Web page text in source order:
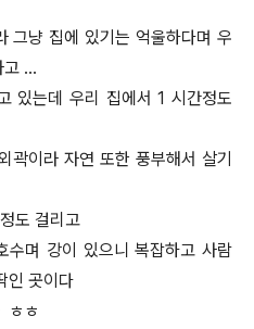
그냥 집에 있기는 억울하다며 우
고 …
있는데 우리 집에서 1 시간정도
곽이라 자연 또한 풍부해서 살기
도 걸리고
수며 강이 있으니 복잡하고 사람
인 곳이다
ㅎㅎ